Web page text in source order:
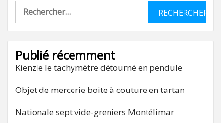
Rechercher :
Publié récemment
Kienzle le tachymètre détourné en pendule
Objet de mercerie boite à couture en tartan
Nationale sept vide-greniers Montélimar